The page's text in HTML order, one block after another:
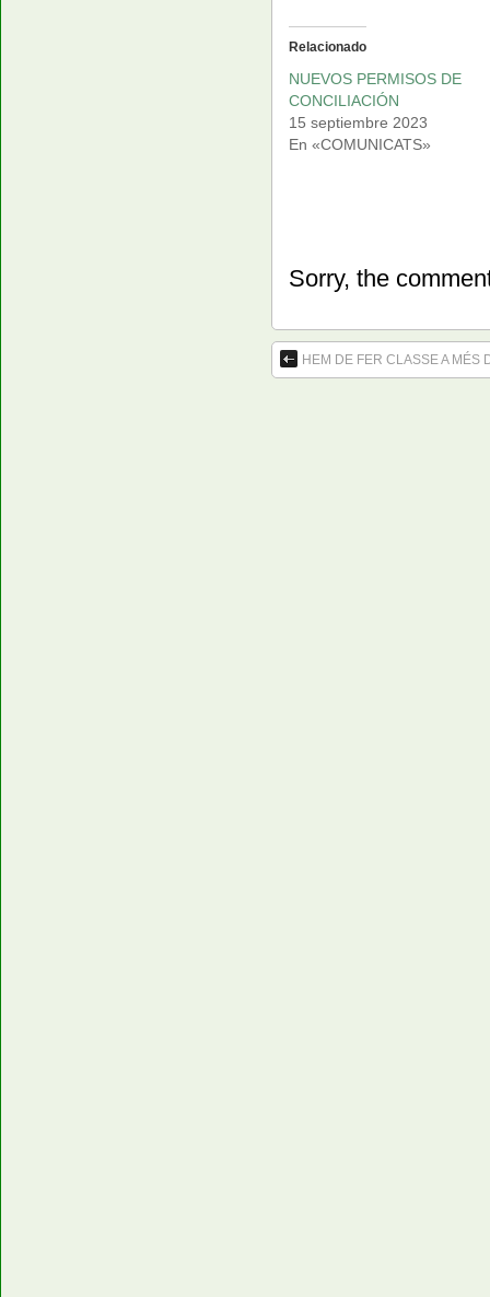
Relacionado
NUEVOS PERMISOS DE
CONCILIACIÓN
15 septiembre 2023
En «COMUNICATS»
Sorry, the
HEM DE FER CLASSE A MÉS